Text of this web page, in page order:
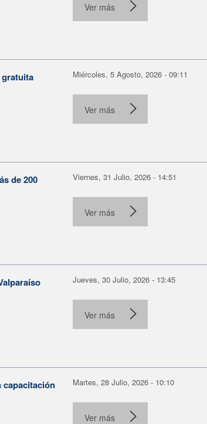
Ver más
gratuita
Miércoles, 5 Agosto, 2026 - 09:11
Ver más
de 200
Viernes, 31 Julio, 2026 - 14:51
Ver más
Jueves, 30 Julio, 2026 - 13:45
Ver más
capacitación
Martes, 28 Julio, 2026 - 10:10
Ver más